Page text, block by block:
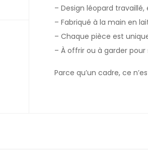
– Design léopard
– Fabriqué à la main en
– Chaque pièce est
– À offrir ou à garder
Parce qu’un cadre, ce